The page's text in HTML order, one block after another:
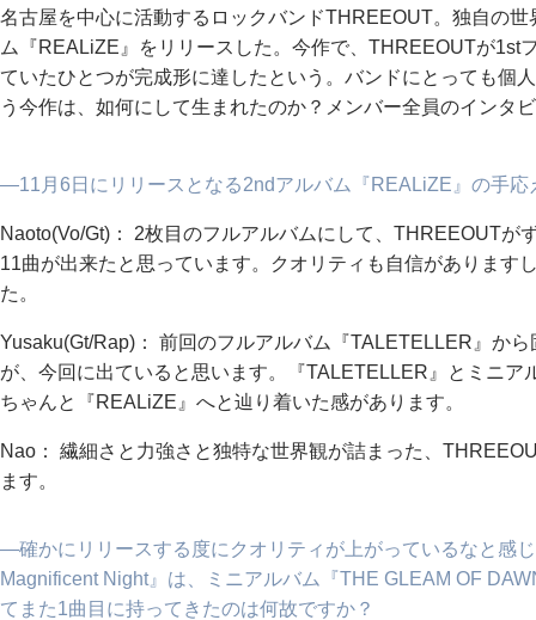
名古屋を中心に活動するロックバンドTHREEOUT。独自の
ム『REALiZE』をリリースした。今作で、THREEOUTが1st
ていたひとつが完成形に達したという。バンドにとっても個
う今作は、如何にして生まれたのか？メンバー全員のインタ
―11月6日にリリースとなる2ndアルバム『REALiZE』の手応
Naoto(Vo/Gt)： 2枚目のフルアルバムにして、THREEOUTが
11曲が出来たと思っています。クオリティも自信があります
た。
Yusaku(Gt/Rap)： 前回のフルアルバム『TALETELLER』か
が、今回に出ていると思います。『TALETELLER』とミニア
ちゃんと『REALiZE』へと辿り着いた感があります。
Nao： 繊細さと力強さと独特な世界観が詰まった、
ます。
―確かにリリースする度にクオリティが上がっているなと感
Magnificent Night』は、ミニアルバム『THE GLEAM OF
てまた1曲目に持ってきたのは何故ですか？